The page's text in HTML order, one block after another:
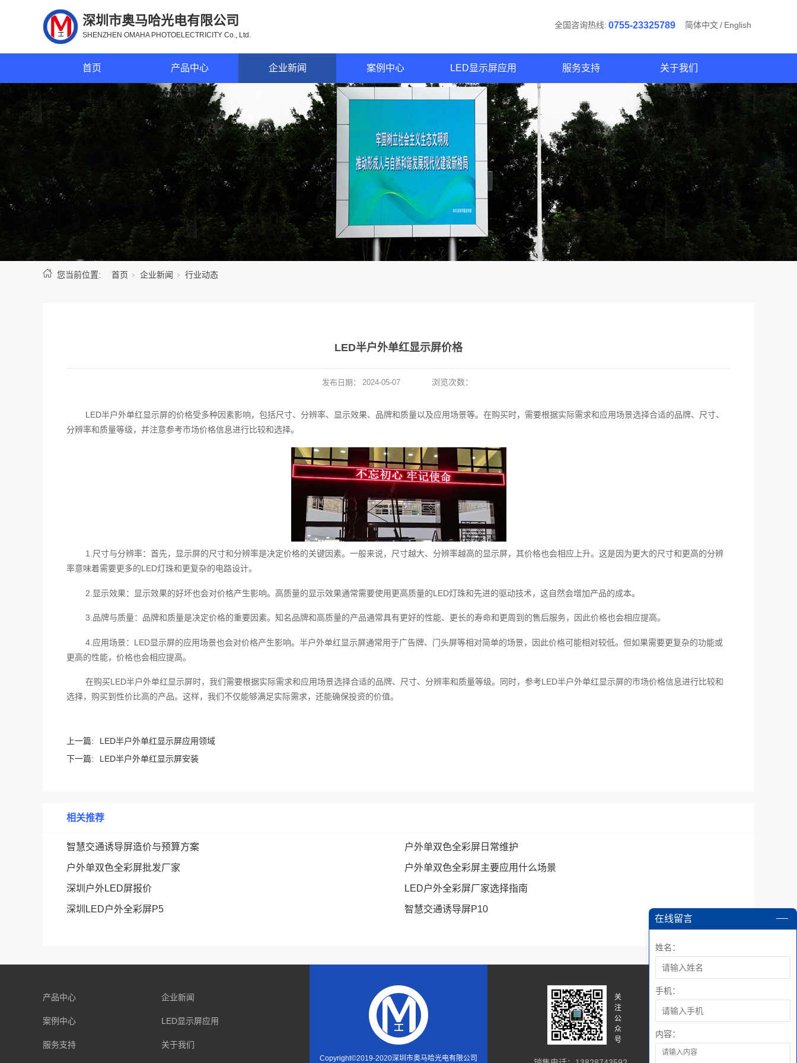
深圳市奥马哈光电有限公司
SHENZHEN OMAHA PHOTOELECTRICITY Co., Ltd.
全国咨询热线: 0755-23325789 简体中文/ English
首页 产品中心 企业新闻 案例中心 LED显示屏应用 服务支持 关于我们
您当前位置: 首页 企业新闻 行业动态
LED半户外单红显示屏价格
发布日期： 2024-05-07 浏览次数：
LED半户外单红显示屏的价格受多种因素影响，包括尺寸、分辨率、显示效果、品牌和质量以及应用场景等。在购买时，需要根据实际需求和应用场景选择合适的品牌、尺寸、
分辨率和质量等级，并注意参考市场价格信息进行比较和选择。
1.尺寸与分辨率：首先，显示屏的尺寸和分辨率是决定价格的关键因素。一般来说，尺寸越大、分辨率越高的显示屏，其价格也会相应上升。这是因为更大的尺寸和更高的分辨
率意味着需要更多的LED灯珠和更复杂的电路设计。
2.显示效果：显示效果的好坏也会对价格产生影响。高质量的显示效果通常需要使用更高质量的LED灯珠和先进的驱动技术，这自然会增加产品的成本。
3.品牌与质量：品牌和质量是决定价格的重要因素。知名品牌和高质量的产品通常具有更好的性能、更长的寿命和更周到的售后服务，因此价格也会相应提高。
4.应用场景：LED显示屏的应用场景也会对价格产生影响。半户外单红显示屏通常用于广告牌、门头屏等相对简单的场景，因此价格可能相对较低。但如果需要更复杂的功能或
更高的性能，价格也会相应提高。
在购买LED半户外单红显示屏时，我们需要根据实际需求和应用场景选择合适的品牌、尺寸、分辨率和质量等级。同时，参考LED半户外单红显示屏的市场价格信息进行比较和
选择，购买到性价比高的产品。这样，我们不仅能够满足实际需求，还能确保投资的价值。
上一篇:
LED半户外单红显示屏应用领域
下一篇:
LED半户外单红显示屏安装
相关推荐
智慧交通诱导屏造价与预算方案 户外单双色全彩屏日常维护
户外单双色全彩屏批发厂家 户外单双色全彩屏主要应用什么场景
深圳户外LED屏报价 LED户外全彩屏厂家选择指南
深圳LED户外全彩屏P5
智慧交通诱导屏P10
在线留言
姓名：
手机：
内容：
产品中心 企业新闻
案例中心 LED显示屏应用
服务支持 关于我们
Copyright©2019-2020深圳市奥马哈光电有限公司
关
注
公
众
号